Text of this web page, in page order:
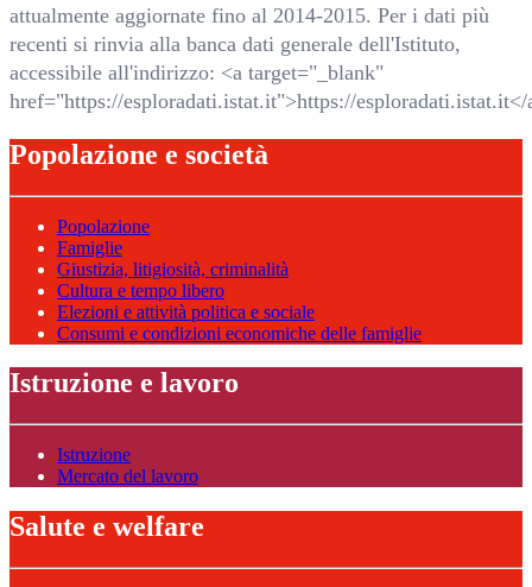
attualmente aggiornate fino al 2014-2015. Per i dati più
recenti si rinvia alla banca dati generale dell'Istituto,
accessibile all'indirizzo: <a target="_blank"
href="https://esploradati.istat.it">https://esploradati.istat.it</
Popolazione e società
Popolazione
Famiglie
Giustizia, litigiosità, criminalità
Cultura e tempo libero
Elezioni e attività politica e sociale
Consumi e condizioni economiche delle famiglie
Istruzione e lavoro
Istruzione
Mercato del lavoro
Salute e welfare